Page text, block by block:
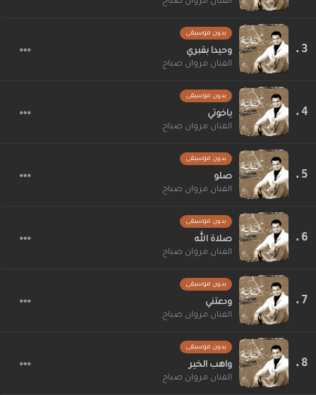
بدون موسيقى
وحيدا بقبري
الفنان مروان صباح
بدون موسيقى
ياخوتي
الفنان مروان صباح
بدون موسيقى
صلو
الفنان مروان صباح
بدون موسيقى
صلاة الله
الفنان مروان صباح
بدون موسيقى
ودعتني
الفنان مروان صباح
بدون موسيقى
واهب الخير
الفنان مروان صباح